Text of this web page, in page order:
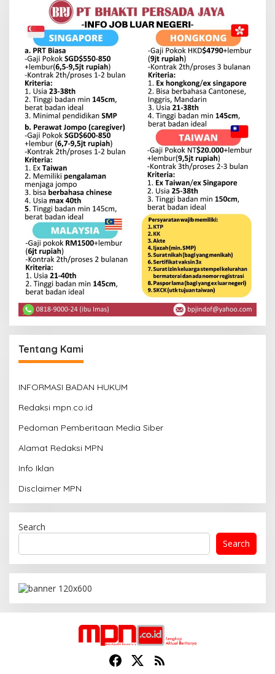
Tentang Kami
INFORMASI BADAN HUKUM
Redaksi mpn.co.id
Pedoman Pemberitaan Media Siber
Alamat Redaksi MPN
Info Iklan
Disclaimer MPN
Search
Search